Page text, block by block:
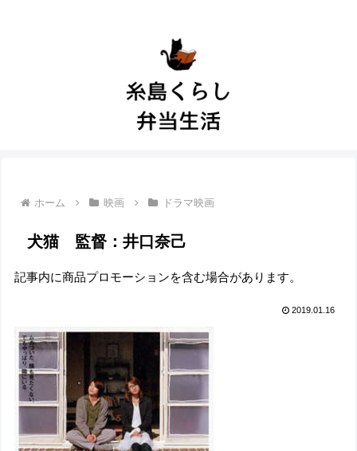
ホーム 映画 ドラマ映画
犬猫 監督：井口奈己
記事内に商品プロモーションを含む場合があります。
2019.01.16